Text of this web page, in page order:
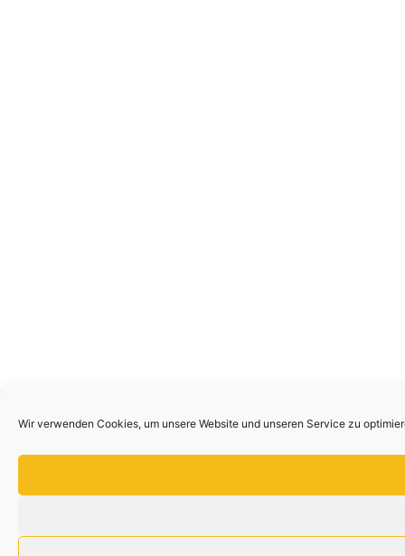
Wir verwenden Cookies, um unsere Website und unseren Service zu